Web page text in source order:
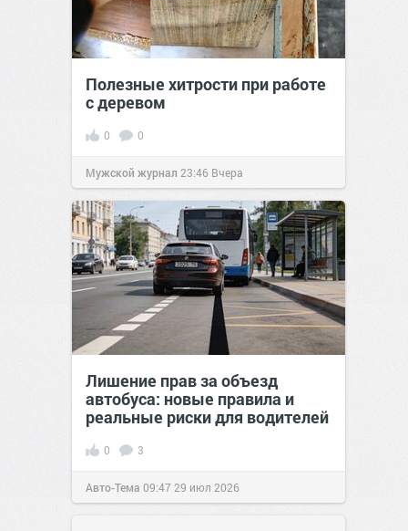
Полезные хитрости при работе
с деревом
0 0
Мужской журнал 23:46 Вчера
Лишение прав за объезд
автобуса: новые правила и
реальные риски для водителей
0 3
Авто-Тема 09:47 29 июл 2026